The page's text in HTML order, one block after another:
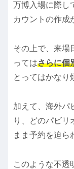
万博入場に際し
カウントの作成
その上で、来場
ってはさらに個
とってはかなり
加えて、海外パ
り、どのパビリ
まま予約を迫ら
このような不透